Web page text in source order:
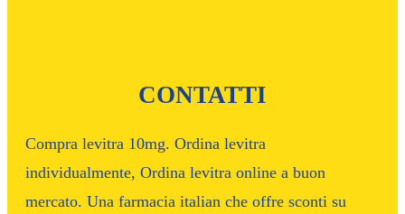
CONTATTI
Compra levitra 10mg. Ordina levitra
individualmente, Ordina levitra online a buon
mercato. Una farmacia italian che offre sconti su